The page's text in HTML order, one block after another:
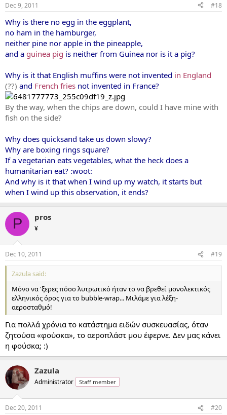
Dec 9, 2011 #18
Why is there no egg in the eggplant,
no ham in the hamburger,
neither pine nor apple in the pineapple,
and a guinea pig is neither from Guinea nor is it a pig?
Why is it that English muffins were not invented in England
(??) and French fries not invented in France?
By the way, when the chips are down, could I have mine with
fish on the side?
Why does quicksand take us down slowy?
Why are boxing rings square?
If a vegetarian eats vegetables, what the heck does a
humanitarian eat? :woot:
And why is it that when I wind up my watch, it starts but
when I wind up this observation, it ends?
P pros
¥
Dec 10, 2011 #19
Zazula said:
Μόνο να 'ξερες πόσο λυτρωτικό ήταν το να βρεθεί μονολεκτικός
ελληνικός όρος για το bubble-wrap... Μιλάμε για λέξη-
αεροσταθμό!
Για πολλά χρόνια το κατάστημα ειδών συσκευασίας, όταν
ζητούσα «φούσκα», το αεροπλάστ μου έφερνε. Δεν μας κάνει
η φούσκα; :)
Zazula
Administrator Staff member
Dec 20, 2011 #20